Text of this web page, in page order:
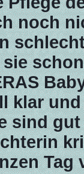
noch
klar
sind
Tag